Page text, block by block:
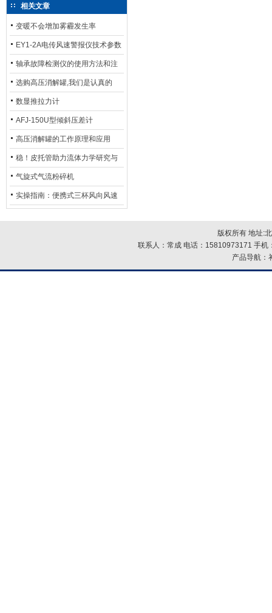
相关文章
变暖不会增加雾霾发生率
EY1-2A电传风速警报仪技术参数
轴承故障检测仪的使用方法和注
意事项
选购高压消解罐,我们是认真的
数显推拉力计
AFJ-150U型倾斜压差计
高压消解罐的工作原理和应用
稳！皮托管助力流体力学研究与
工程应用
气旋式气流粉碎机
实操指南：便携式三杯风向风速
版权所有 地址:
联系人：常成 电话：15810973171 手
产品导航：